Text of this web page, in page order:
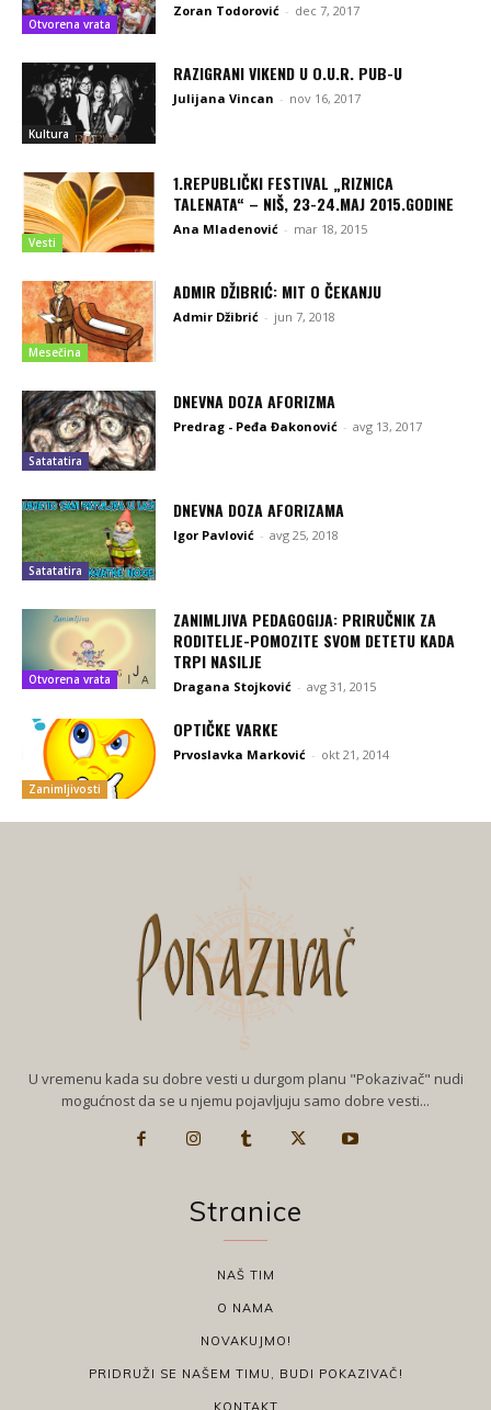
Otvorena vrata
Zoran Todorović - dec 7, 2017
Kultura
RAZIGRANI VIKEND U O.U.R. PUB-U
Julijana Vincan - nov 16, 2017
Vesti
1.REPUBLIČKI FESTIVAL „RIZNICA
TALENATA“ – NIŠ, 23-24.MAJ 2015.GODINE
Ana Mladenović - mar 18, 2015
Mesečina
ADMIR DŽIBRIĆ: MIT O ČEKANJU
Admir Džibrić - jun 7, 2018
Satatatira
DNEVNA DOZA AFORIZMA
Predrag - Peđa Đakonović - avg 13, 2017
Satatatira
DNEVNA DOZA AFORIZAMA
Igor Pavlović - avg 25, 2018
Otvorena vrata
ZANIMLJIVA PEDAGOGIJA: PRIRUČNIK ZA
RODITELJE-POMOZITE SVOM DETETU KADA
TRPI NASILJE
Dragana Stojković - avg 31, 2015
Zanimljivosti
OPTIČKE VARKE
Prvoslavka Marković - okt 21, 2014
U vremenu kada su dobre vesti u durgom planu "Pokazivač" nudi
mogućnost da se u njemu pojavljuju samo dobre vesti...
Stranice
NAŠ TIM
O NAMA
NOVAKUJMO!
PRIDRUŽI SE NAŠEM TIMU, BUDI POKAZIVAČ!
KONTAKT